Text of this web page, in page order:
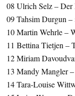
08 Ulrich Selz –
09 Tahsim Durgun
10 Martin Wehrle –
11 Bettina Tietjen –
12 Miriam
13 Mandy Mangler
14 Tara-Louise